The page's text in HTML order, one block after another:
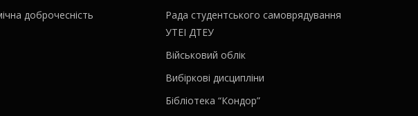
доброчесність
Рада студентського самоврядування
УТЕІ ДТЕУ
Військовий облік
Вибіркові дисципліни
Бібліотека “Кондор”